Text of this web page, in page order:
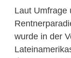
Laut Umfrage
wurde in der